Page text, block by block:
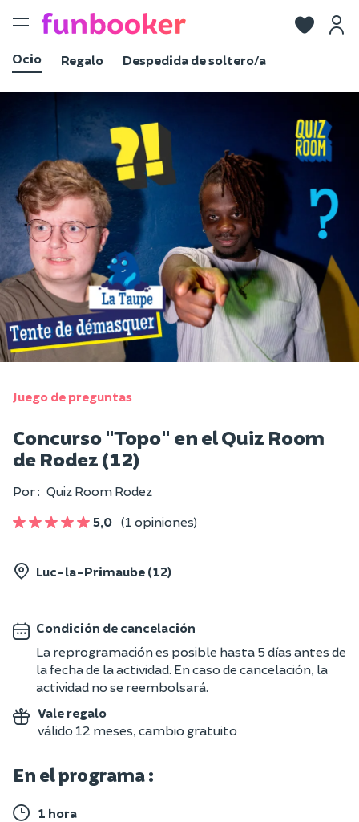
Toggle
Ocio
Regalo Despedida de soltero/a
Ver fotos
Juego de preguntas
Concurso "Topo" en el Quiz Room
de Rodez (12)
Por : Quiz Room Rodez
5,0 (1 opiniones)
Luc-la-Primaube (12)
Condición de cancelación
La reprogramación es posible hasta 5 días antes de
la fecha de la actividad. En caso de cancelación, la
actividad no se reembolsará.
Vale regalo
válido 12 meses, cambio gratuito
En el programa :
1 hora